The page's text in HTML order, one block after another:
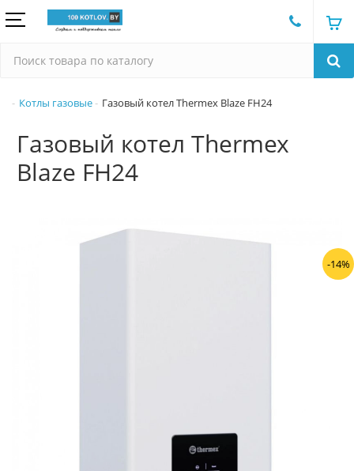
Котлы газовые Газовый котел Thermex Blaze FH24
Газовый котел Thermex
Blaze FH24
-14%